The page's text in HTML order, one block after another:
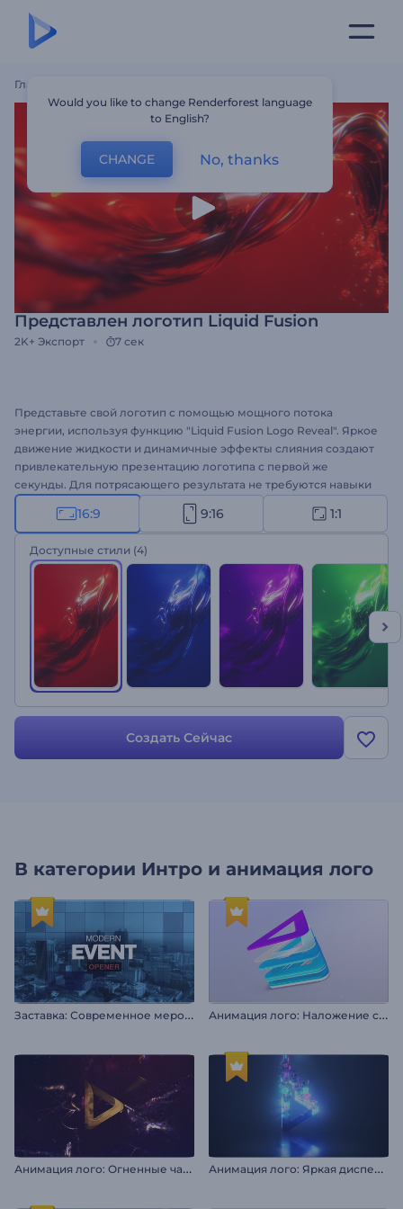
Главная
Представлен логотип Liquid Fusion
2K+ Экспорт 7 сек
Представьте свой логотип с помощью мощного потока
энергии, используя функцию "Liquid Fusion Logo Reveal". Яркое
движение жидкости и динамичные эффекты слияния создают
привлекательную презентацию логотипа с первой же
секунды. Для потрясающего результата не требуются навыки
редактирования: загрузите свой логотип, введите слоган и
выберите фоновую музыку. Идеально подходит для запуска
брендов, трейлеров, креативных агентств и эффектных
презентаций. Создайте прямо сейчас и уверенно
продемонстрируйте свой логотип!
16:9 9:16 1:1
Доступные стили (4)
Создать Сейчас
В категории Интро и анимация лого
З
аставка: Современное мероприятие А
нимация лого: Наложение слоев
А
нимация лого: Огненные частицы А
нимация лого: Яркая дисперсия
Would you like to change Renderforest language
to English?
CHANGE No, thanks